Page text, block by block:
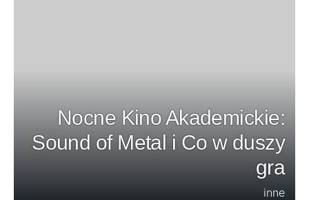
Nocne Kino Akademickie:
Sound of Metal i Co w duszy
gra
inne